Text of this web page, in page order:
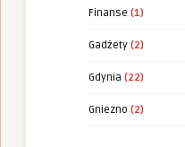
Finanse (1)
Gadżety (2)
Gdynia (22)
Gniezno (2)